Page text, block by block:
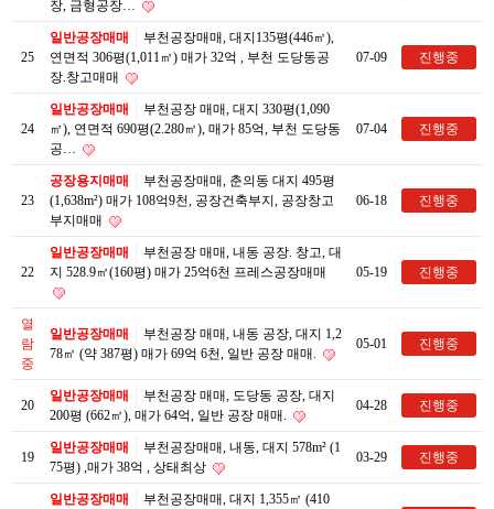
장, 금형공장…
25
일반공장매매
부천공장매매, 대지135평(446㎡),
연면적 306평(1,011㎡) 매가 32억 , 부천 도당동공
장.창고매매
07-09 진행중
24
일반공장매매
부천공장 매매, 대지 330평(1,090
㎡), 연면적 690평(2.280㎡), 매가 85억, 부천 도당동
공…
07-04 진행중
23
공장용지매매
부천공장매매, 춘의동 대지 495평
(1,638m²) 매가 108억9천, 공장건축부지, 공장창고
부지매매
06-18 진행중
22
일반공장매매
부천공장 매매, 내동 공장. 창고, 대
지 528.9㎡(160평) 매가 25억6천 프레스공장매매
05-19 진행중
열
람
중
일반공장매매
부천공장 매매, 내동 공장, 대지 1,2
78㎡ (약 387평) 매가 69억 6천, 일반 공장 매매.
05-01 진행중
20
일반공장매매
부천공장 매매, 도당동 공장, 대지
200평 (662㎡), 매가 64억, 일반 공장 매매.
04-28 진행중
19
일반공장매매
부천공장매매, 내동, 대지 578m² (1
75평) ,매가 38억 , 상태최상
03-29 진행중
일반공장매매
부천공장매매, 대지 1,355㎡ (410